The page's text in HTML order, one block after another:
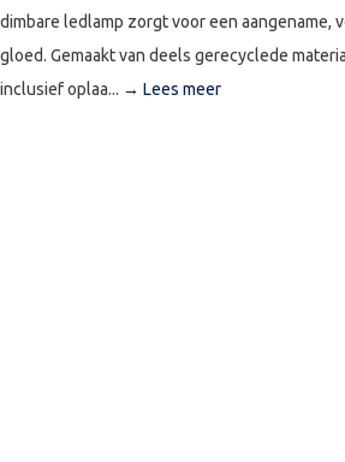
dimbare ledlamp zorgt voor een aangename,
gloed. Gemaakt van deels gerecyclede
inclusief oplaa... → Lees meer